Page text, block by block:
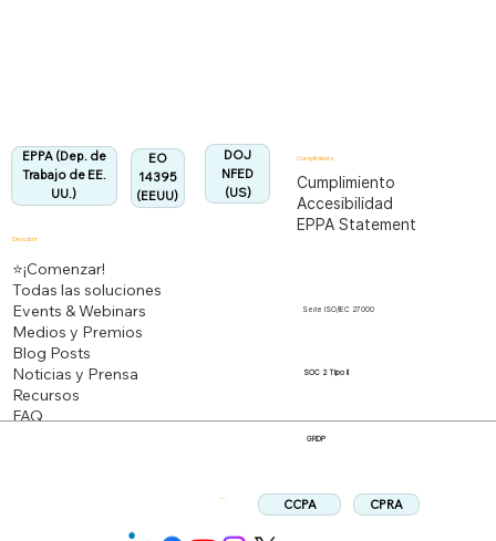
EO
14395
(EEUU)
EPPA (Dep. de
Trabajo de EE.
UU.)
DOJ
NFED
(US)
Descubrir
⭐¡Comenzar!
Todas las soluciones
Events & Webinars
Medios y Premios
Blog Posts
Noticias y Prensa
Recursos
FAQ
Cumplimiento
Cumplimiento
Accesibilidad
EPPA Statement
Serie ISO/IEC 27000
SOC 2 Tipo II
GRDP
CCPA CPRA